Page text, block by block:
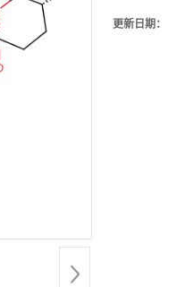
更新日期：